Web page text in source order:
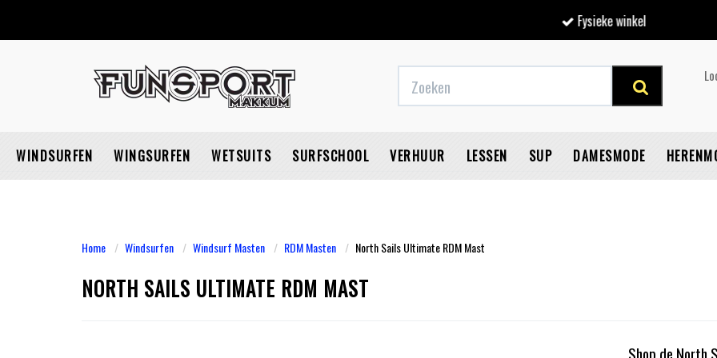
Fysieke winkel
WINDSURFEN WINGSURFEN WETSUITS SURFSCHOOL VERHUUR LESSEN SUP DAMESMODE
Home Windsurfen Windsurf Masten RDM Masten North Sails Ultimate RDM Mast
NORTH SAILS ULTIMATE RDM MAST
Shop de North